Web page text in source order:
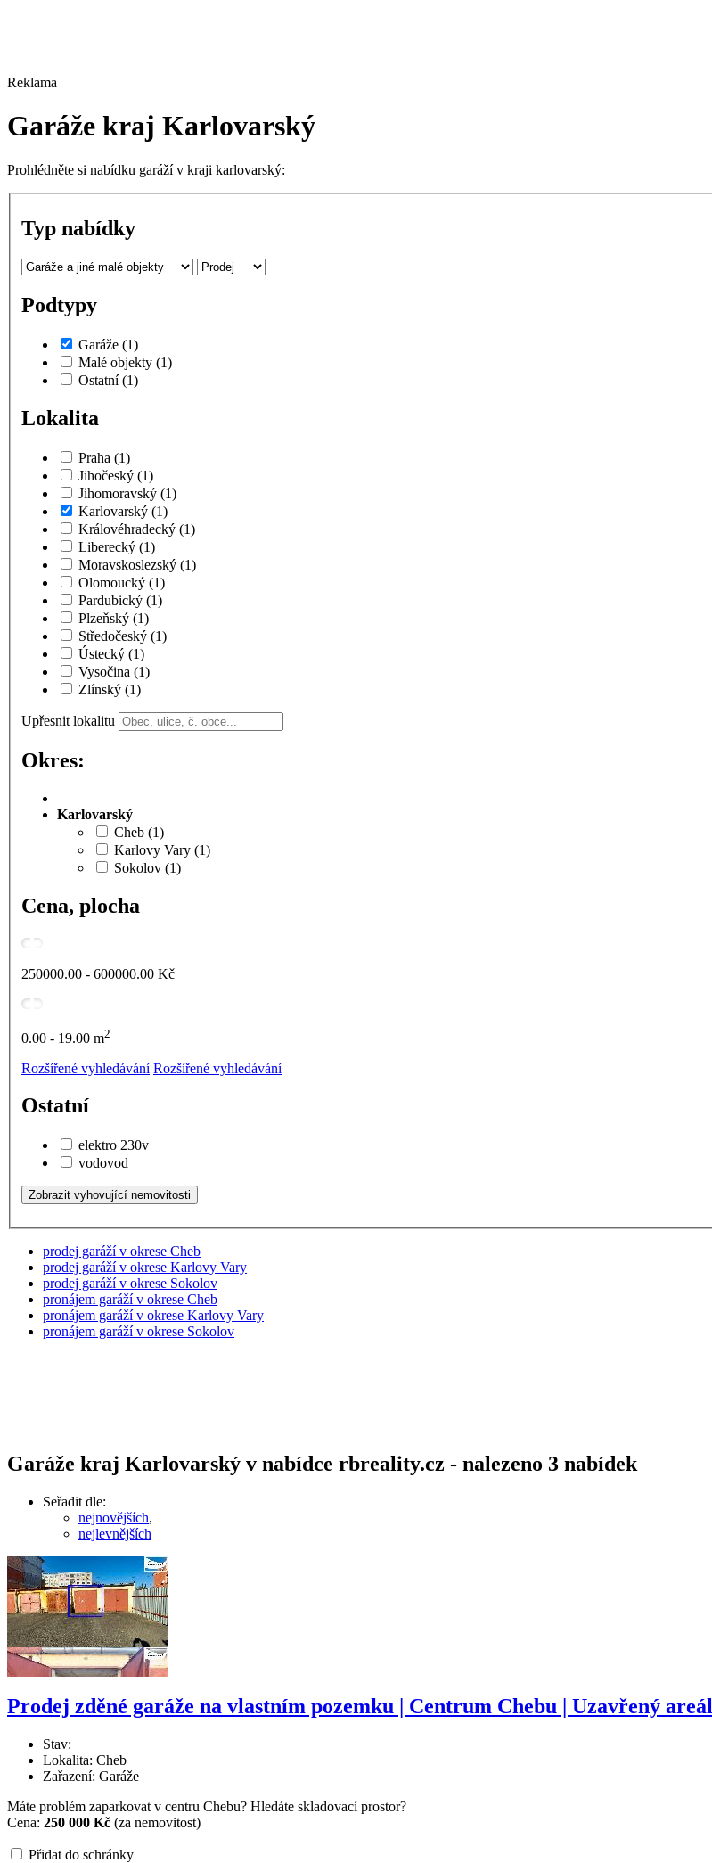
Reklama
Garáže kraj Karlovarský
Prohlédněte si nabídku garáží v kraji karlovarský:
Typ nabídky
Podtypy
Garáže (1)
Malé objekty (1)
Ostatní(1)
Lokalita
Praha (1)
Jihočeský (1)
Jihomoravský (1)
Karlovarský (1)
Královéhradecký (1)
Liberecký (1)
Moravskoslezský (1)
Olomoucký (1)
Pardubický (1)
Plzeňský (1)
Středočeský (1)
Ústecký (1)
Vysočina (1)
Zlínský (1)
Upřesnit lokalitu
Okres:
Karlovarský
Cheb (1)
Karlovy Vary (1)
Sokolov (1)
Cena, plocha
250000.00 - 600000.00 Kč
0.00 - 19.00 m2
Rozšířené vyhledávání Rozšířené vyhledávání
Ostatní
elektro 230v
vodovod
prodej garáží v okrese Cheb
prodej garáží v okrese Karlovy Vary
prodej garáží v okrese Sokolov
pronájem garáží v okrese Cheb
pronájem garáží v okrese Karlovy Vary
pronájem garáží v okrese Sokolov
Garáže kraj Karlovarský v nabídce rbreality.cz - nalezeno 3 nabídek
Seřadit dle:
nejnovějších,
nejlevnějších
Prodej zděné garáže na vlastním pozemku | Centrum Chebu | Uzavřený areál
Stav:
Lokalita: Cheb
Zařazení: Garáže
Máte problém zaparkovat v centru Chebu? Hledáte skladovací prostor?
Cena: 250 000 Kč (za nemovitost)
Přidat do schránky